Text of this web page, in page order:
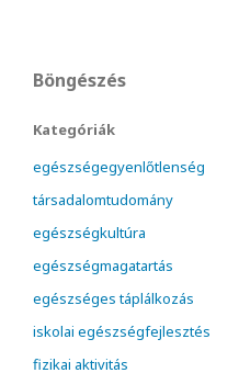
Böngészés
Kategóriák
egészségegyenlőtlenség
társadalomtudomány
egészségkultúra
egészségmagatartás
egészséges táplálkozás
iskolai egészségfejlesztés
fizikai aktivitás